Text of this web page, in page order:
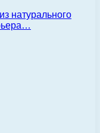
натурального